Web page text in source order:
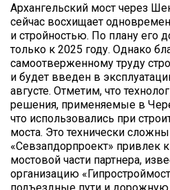
Архангельский мост через
сейчас восхищает
и стройностью. По плану его
только к 2025 году. Однако
самоотверженному труду
и будет введен в
августе. Отметим, что
решения, применяемые в
что использовались при
моста. Это технически
«Севзапдорпроект» привлек
мостовой части партнера,
организацию
подъездные пути и дорожную